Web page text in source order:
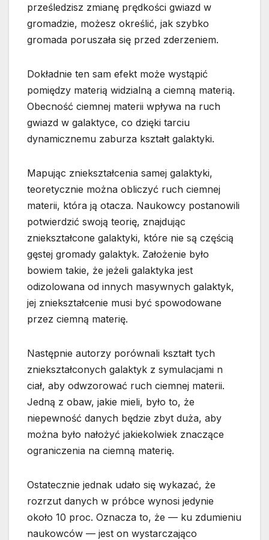
prześledzisz zmianę prędkości gwiazd w
gromadzie, możesz określić, jak szybko
gromada poruszała się przed zderzeniem.
Dokładnie ten sam efekt może wystąpić
pomiędzy materią widzialną a ciemną materią.
Obecność ciemnej materii wpływa na ruch
gwiazd w galaktyce, co dzięki tarciu
dynamicznemu zaburza kształt galaktyki.
Mapując zniekształcenia samej galaktyki,
teoretycznie można obliczyć ruch ciemnej
materii, która ją otacza. Naukowcy postanowili
potwierdzić swoją teorię, znajdując
zniekształcone galaktyki, które nie są częścią
gęstej gromady galaktyk. Założenie było
bowiem takie, że jeżeli galaktyka jest
odizolowana od innych masywnych galaktyk,
jej zniekształcenie musi być spowodowane
przez ciemną materię.
Następnie autorzy porównali kształt tych
zniekształconych galaktyk z symulacjami n
ciał, aby odwzorować ruch ciemnej materii.
Jedną z obaw, jakie mieli, było to, że
niepewność danych będzie zbyt duża, aby
można było nałożyć jakiekolwiek znaczące
ograniczenia na ciemną materię.
Ostatecznie jednak udało się wykazać, że
rozrzut danych w próbce wynosi jedynie
około 10 proc. Oznacza to, że — ku zdumieniu
naukowców — jest on wystarczająco